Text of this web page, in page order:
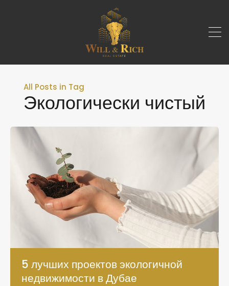
All Posts in Tag
Экологически чистый
5 лучших проектов экологичной
недвижимости в Дубае